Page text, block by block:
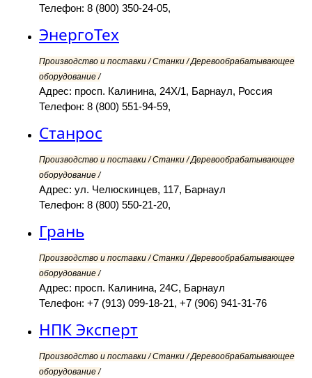
Телефон: 8 (800) 350-24-05,
ЭнергоТех
Производство и поставки / Станки / Деревообрабатывающее
оборудование /
Адрес: просп. Калинина, 24Х/1, Барнаул, Россия
Телефон: 8 (800) 551-94-59,
Станрос
Производство и поставки / Станки / Деревообрабатывающее
оборудование /
Адрес: ул. Челюскинцев, 117, Барнаул
Телефон: 8 (800) 550-21-20,
Грань
Производство и поставки / Станки / Деревообрабатывающее
оборудование /
Адрес: просп. Калинина, 24С, Барнаул
Телефон: +7 (913) 099-18-21, +7 (906) 941-31-76
НПК Эксперт
Производство и поставки / Станки / Деревообрабатывающее
оборудование /